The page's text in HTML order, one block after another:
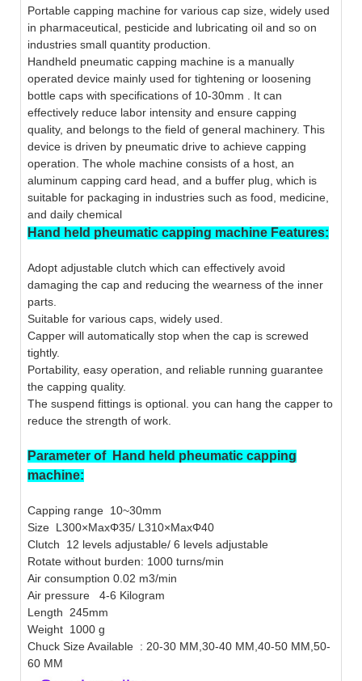
Portable capping machine for various cap size, widely used
in pharmaceutical, pesticide and lubricating oil and so on
industries small quantity production.
Handheld pneumatic capping machine is a manually
operated device mainly used for tightening or loosening
bottle caps with specifications of 10-30mm . It can
effectively reduce labor intensity and ensure capping
quality, and belongs to the field of general machinery. This
device is driven by pneumatic drive to achieve capping
operation. The whole machine consists of a host, an
aluminum capping card head, and a buffer plug, which is
suitable for packaging in industries such as food, medicine,
and daily chemical
Hand held pheumatic capping machine Features:
Adopt adjustable clutch which can effectively avoid
damaging the cap and reducing the wearness of the inner
parts.
Suitable for various caps, widely used.
Capper will automatically stop when the cap is screwed
tightly.
Portability, easy operation, and reliable running guarantee
the capping quality.
The suspend fittings is optional. you can hang the capper to
reduce the strength of work.
Parameter of Hand held pheumatic capping
machine:
Capping range 10~30mm
Size L300×MaxΦ35/ L310×MaxΦ40
Clutch 12 levels adjustable/ 6 levels adjustable
Rotate without burden: 1000 turns/min
Air consumption 0.02 m3­/min
Air pressure 4-6 Kilogram
Length 245mm
Weight 1000 g
Chuck Size Available : 20-30 MM,30-40 MM,40-50 MM,50-
60 MM